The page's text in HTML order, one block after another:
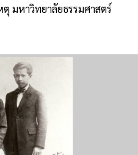
มหาวิทยาลัยธรรมศาสตร์